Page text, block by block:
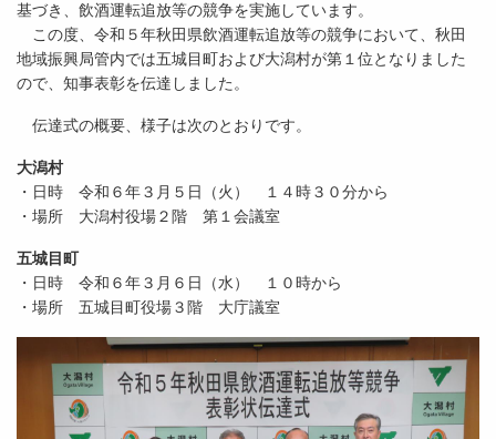
基づき、飲酒運転追放等の競争を実施しています。
この度、令和５年秋田県飲酒運転追放等の競争において、秋田
地域振興局管内では五城目町および大潟村が第１位となりました
ので、知事表彰を伝達しました。
伝達式の概要、様子は次のとおりです。
大潟村
・日時 令和６年３月５日（火） １４時３０分から
・場所 大潟村役場２階 第１会議室
五城目町
・日時 令和６年３月６日（水） １０時から
・場所 五城目町役場３階 大庁議室